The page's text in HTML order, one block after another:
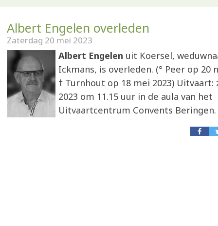
Albert Engelen overleden
Zaterdag 20 mei 2023
Albert Engelen uit Koersel,
Ickmans, is overleden. (° Peer op 20
† Turnhout op 18 mei 2023) Uitvaart:
2023 om 11.15 uur in de aula van het
Uitvaartcentrum Convents Beringen.